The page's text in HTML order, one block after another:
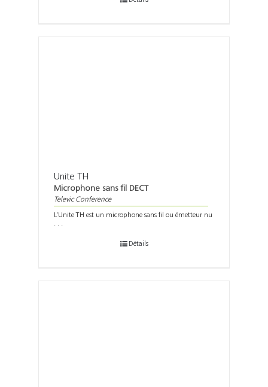
Unite TH
Microphone sans fil DECT
Televic Conference
L’Unite TH est un microphone sans fil ou émetteur nu
. . .
Détails